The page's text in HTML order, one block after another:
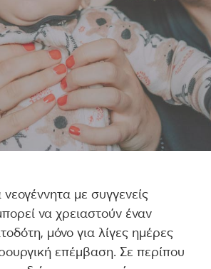
με συγγενείς
να χρειαστούν έναν
μόνο για λίγες ημέρες
επέμβαση. Σε περίπου